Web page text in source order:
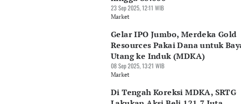
23 Sep 2025, 12:11 WIB
Market
Gelar IPO Jumbo, Merdeka Gold
Resources Pakai Dana untuk
Utang ke Induk (MDKA)
08 Sep 2025, 13:21 WIB
Market
Di Tengah Koreksi MDKA, SRTG